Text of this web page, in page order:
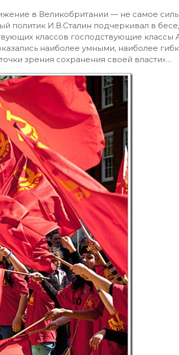
в Великобритании — не самое
политик И.В.Сталин подчеркивал в
классов господствующие классы
наиболее умными, наиболее
зрения сохранения своей власти»…